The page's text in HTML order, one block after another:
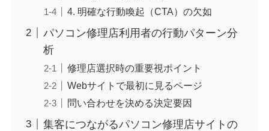
4. 明確な行動喚起（CTA）の欠如
パソコン修理店利用者の行動パターン分
析
修理店選択時の重要視ポイント
Webサイトで最初に見るページ
問い合わせを決める決定要因
集客につながるパソコン修理店サイトの